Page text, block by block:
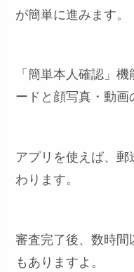
が簡単に進みます。
「簡単本人確認」
ードと顔写真・動画
アプリを使えば、
わります。
審査完了後、数時
もありますよ。